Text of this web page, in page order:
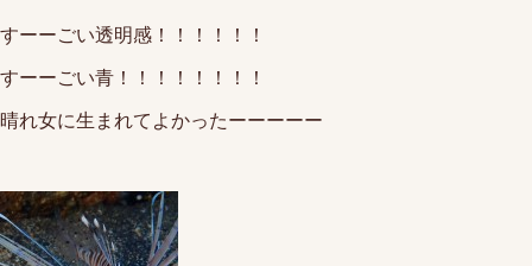
すーーごい透明感！！！！！！
すーーごい青！！！！！！！！
晴れ女に生まれてよかったーーーーー